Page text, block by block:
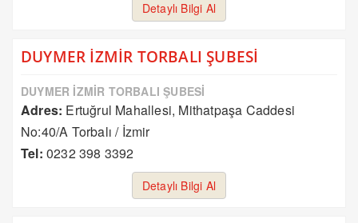
Detaylı Bilgi Al
DUYMER İZMİR TORBALI ŞUBESİ
DUYMER İZMİR TORBALI ŞUBESİ
Adres: Ertuğrul Mahallesi, Mithatpaşa Caddesi
No:40/A Torbalı / İzmir
Tel: 0232 398 3392
Detaylı Bilgi Al